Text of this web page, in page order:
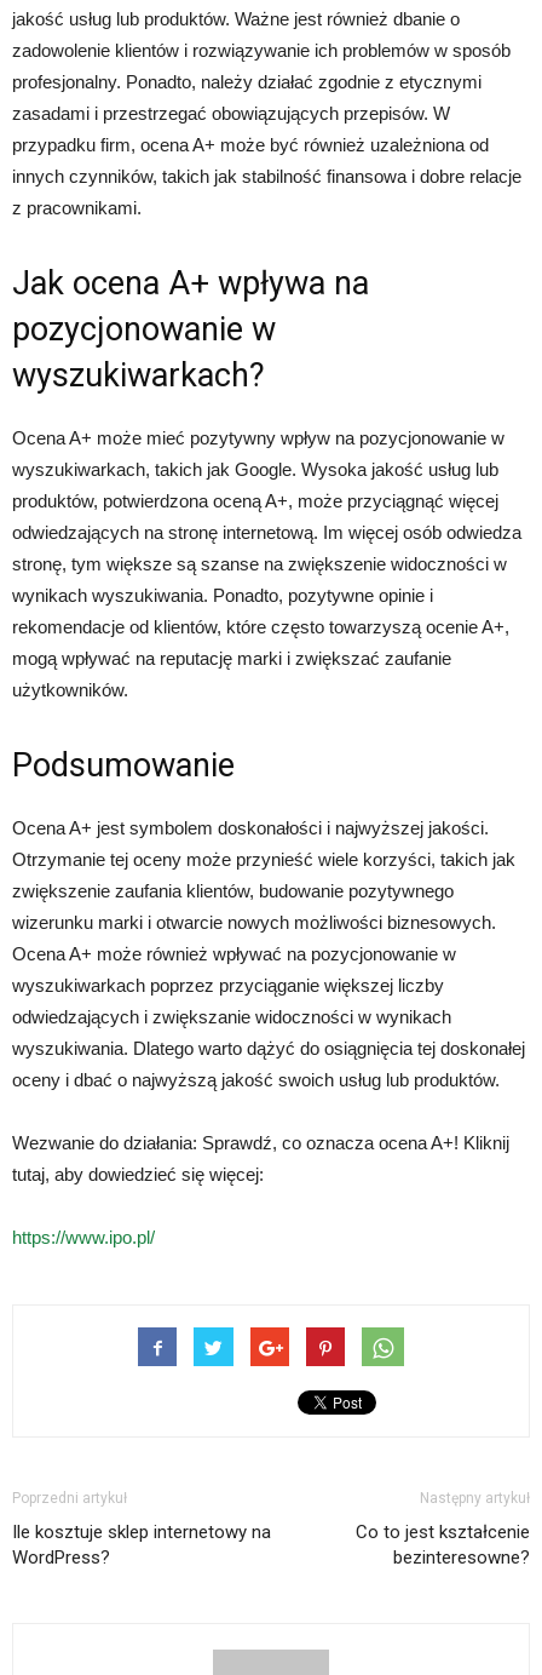
jakość usług lub produktów. Ważne jest również dbanie o
zadowolenie klientów i rozwiązywanie ich problemów w sposób
profesjonalny. Ponadto, należy działać zgodnie z etycznymi
zasadami i przestrzegać obowiązujących przepisów. W
przypadku firm, ocena A+ może być również uzależniona od
innych czynników, takich jak stabilność finansowa i dobre relacje
z pracownikami.
Jak ocena A+ wpływa na
pozycjonowanie w
wyszukiwarkach?
Ocena A+ może mieć pozytywny wpływ na pozycjonowanie w
wyszukiwarkach, takich jak Google. Wysoka jakość usług lub
produktów, potwierdzona oceną A+, może przyciągnąć więcej
odwiedzających na stronę internetową. Im więcej osób odwiedza
stronę, tym większe są szanse na zwiększenie widoczności w
wynikach wyszukiwania. Ponadto, pozytywne opinie i
rekomendacje od klientów, które często towarzyszą ocenie A+,
mogą wpływać na reputację marki i zwiększać zaufanie
użytkowników.
Podsumowanie
Ocena A+ jest symbolem doskonałości i najwyższej jakości.
Otrzymanie tej oceny może przynieść wiele korzyści, takich jak
zwiększenie zaufania klientów, budowanie pozytywnego
wizerunku marki i otwarcie nowych możliwości biznesowych.
Ocena A+ może również wpływać na pozycjonowanie w
wyszukiwarkach poprzez przyciąganie większej liczby
odwiedzających i zwiększanie widoczności w wynikach
wyszukiwania. Dlatego warto dążyć do osiągnięcia tej doskonałej
oceny i dbać o najwyższą jakość swoich usług lub produktów.
Wezwanie do działania: Sprawdź, co oznacza ocena A+! Kliknij
tutaj, aby dowiedzieć się więcej:
https://www.ipo.pl/
Poprzedni artykuł
Ile kosztuje sklep internetowy na
WordPress?
Następny artykuł
Co to jest kształcenie
bezinteresowne?